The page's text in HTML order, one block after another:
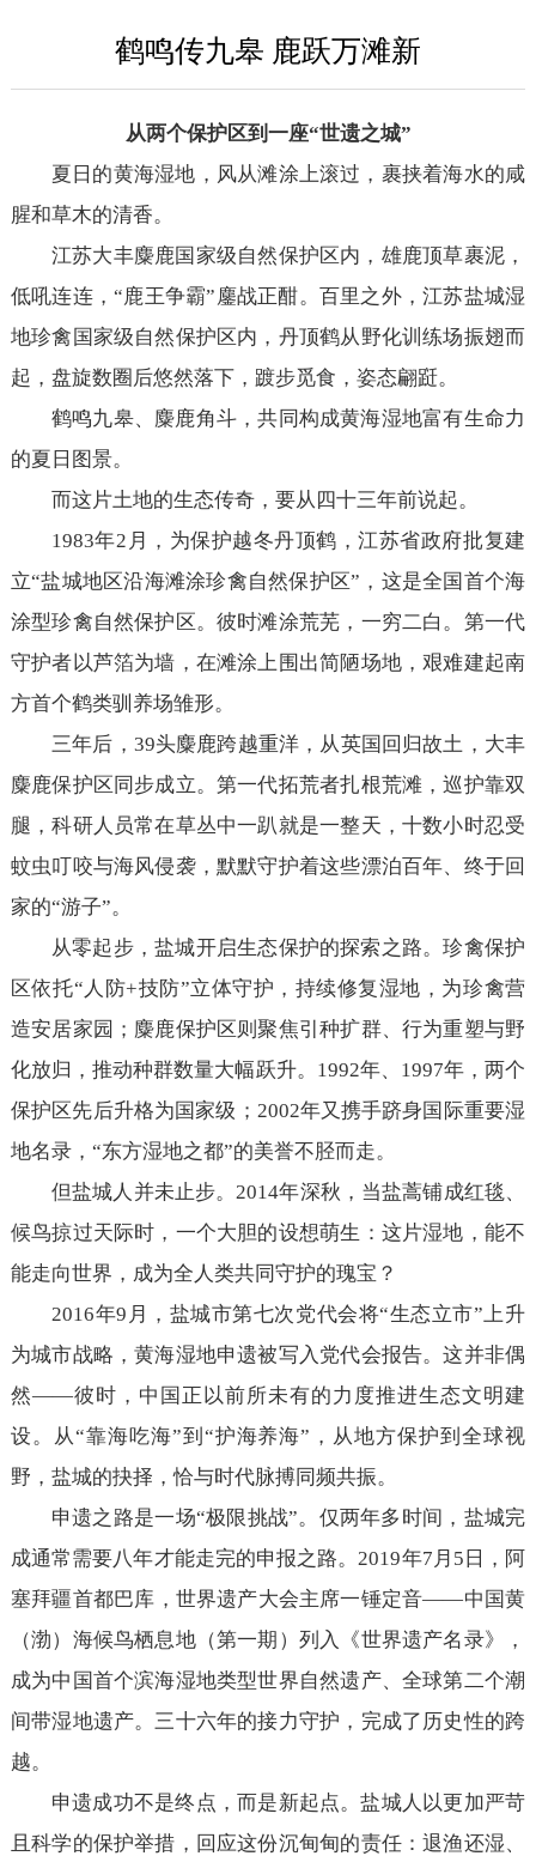
鹤鸣传九皋 鹿跃万滩新
从两个保护区到一座“世遗之城”
夏日的黄海湿地，风从滩涂上滚过，裹挟着海水的咸
腥和草木的清香。
江苏大丰麋鹿国家级自然保护区内，雄鹿顶草裹泥，
低吼连连，“鹿王争霸”鏖战正酣。百里之外，江苏盐城湿
地珍禽国家级自然保护区内，丹顶鹤从野化训练场振翅而
起，盘旋数圈后悠然落下，踱步觅食，姿态翩跹。
鹤鸣九皋、麋鹿角斗，共同构成黄海湿地富有生命力
的夏日图景。
而这片土地的生态传奇，要从四十三年前说起。
1983年2月，为保护越冬丹顶鹤，江苏省政府批复建
立“盐城地区沿海滩涂珍禽自然保护区”，这是全国首个海
涂型珍禽自然保护区。彼时滩涂荒芜，一穷二白。第一代
守护者以芦箔为墙，在滩涂上围出简陋场地，艰难建起南
方首个鹤类驯养场雏形。
三年后，39头麋鹿跨越重洋，从英国回归故土，大丰
麋鹿保护区同步成立。第一代拓荒者扎根荒滩，巡护靠双
腿，科研人员常在草丛中一趴就是一整天，十数小时忍受
蚊虫叮咬与海风侵袭，默默守护着这些漂泊百年、终于回
家的“游子”。
从零起步，盐城开启生态保护的探索之路。珍禽保护
区依托“人防+技防”立体守护，持续修复湿地，为珍禽营
造安居家园；麋鹿保护区则聚焦引种扩群、行为重塑与野
化放归，推动种群数量大幅跃升。1992年、1997年，两个
保护区先后升格为国家级；2002年又携手跻身国际重要湿
地名录，“东方湿地之都”的美誉不胫而走。
但盐城人并未止步。2014年深秋，当盐蒿铺成红毯、
候鸟掠过天际时，一个大胆的设想萌生：这片湿地，能不
能走向世界，成为全人类共同守护的瑰宝？
2016年9月，盐城市第七次党代会将“生态立市”上升
为城市战略，黄海湿地申遗被写入党代会报告。这并非偶
然——彼时，中国正以前所未有的力度推进生态文明建
设。从“靠海吃海”到“护海养海”，从地方保护到全球视
野，盐城的抉择，恰与时代脉搏同频共振。
申遗之路是一场“极限挑战”。仅两年多时间，盐城完
成通常需要八年才能走完的申报之路。2019年7月5日，阿
塞拜疆首都巴库，世界遗产大会主席一锤定音——中国黄
（渤）海候鸟栖息地（第一期）列入《世界遗产名录》，
成为中国首个滨海湿地类型世界自然遗产、全球第二个潮
间带湿地遗产。三十六年的接力守护，完成了历史性的跨
越。
申遗成功不是终点，而是新起点。盐城人以更加严苛
且科学的保护举措，回应这份沉甸甸的责任：退渔还湿、